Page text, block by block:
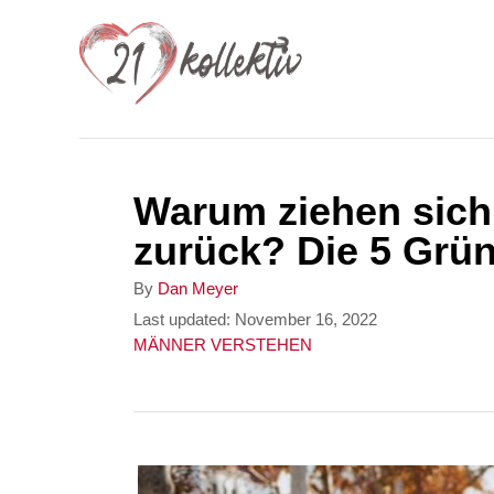
Warum ziehen
zurück? Die 5
By A
u
t
r
Dan Meyer
P
o
o
Last updated: November 16, 2022
C
o
MÄNNER VERSTEHEN